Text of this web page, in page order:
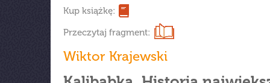
Kup książkę:
Przeczytaj fragment:
Wiktor Krajewski